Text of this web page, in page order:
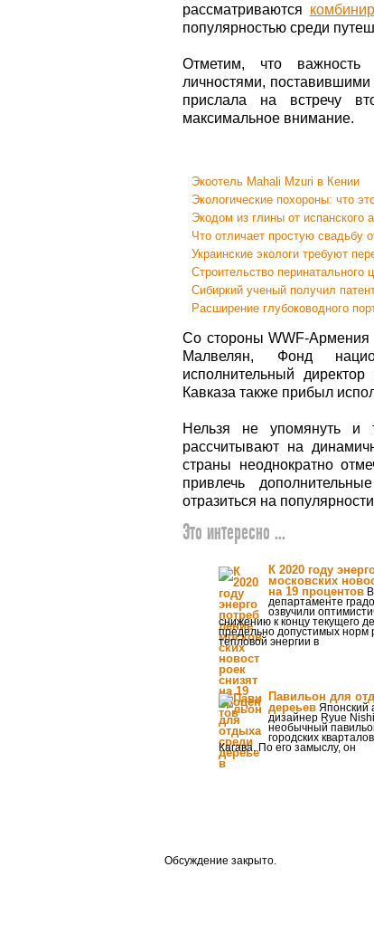
рассматриваются
популярностью среди
Отметим, что важность
личностями,
прислала на встречу
максимальное внимание.
Экоотель Mahali Mzuri в Кении
Экологические похороны: что
Экодом из глины от испанского
Что отличает простую свадьбу
Украинские экологи требуют
Строительство перинатального
Сибиркий ученый получил
Расширение глубоководного
Со стороны WWF-Армения
Малвелян, Фонд
исполнительный
Кавказа также прибыл
Нельзя не упомянуть и
рассчитывают на
страны неоднократно
привлечь
отразиться на
Это интересно ...
К 2020 году
московских
на 19 процентов
департаменте
озвучили
снижению к концу текущего
предельно допустимых норм
тепловой энергии в
Павильон для
дереьев Японский
дизайнер Ryue
необычный
городских
Кагава. По его замыслу, он
Обсуждение закрыто.